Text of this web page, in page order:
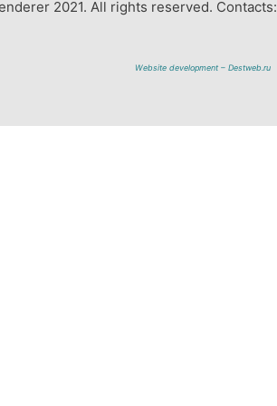
2021. All rights reserved. Contacts:
Website development – Destweb.ru